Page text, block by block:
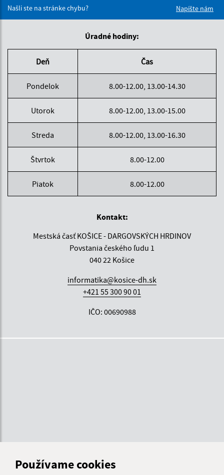
Používame cookies
Našli ste na stránke chybu?
Napíšte nám
Úradné hodiny:
Deň Čas
Pondelok 8.00-12.00, 13.00-14.30
Utorok 8.00-12.00, 13.00-15.00
Streda 8.00-12.00, 13.00-16.30
Štvrtok 8.00-12.00
Piatok 8.00-12.00
Kontakt:
Mestská časť KOŠICE - DARGOVSKÝCH HRDINOV
Povstania českého ľudu 1
040 22 Košice
informatika@kosice-dh.sk
+421 55 300 90 01
IČO: 00690988